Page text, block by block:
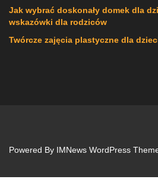
Jak wybrać doskonały domek dla
wskazówki dla rodziców
Twórcze zajęcia plastyczne dla
Powered By IMNews WordPress